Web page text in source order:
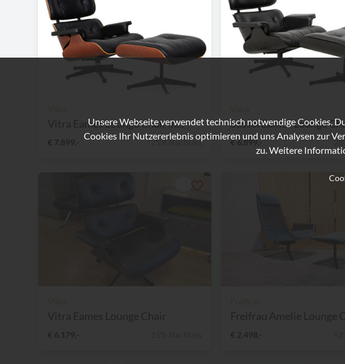
Vitra Eames Lounge Chair in...
€ 7.899,- 25% Nachlass
Sessel Eames Lounge
€ 6.899,-
Unsere Webseite verwendet technisch notwendige Cookies.
Cookies Ihr Nutzererlebnis optimieren und uns Analysen zur
zu. Weitere